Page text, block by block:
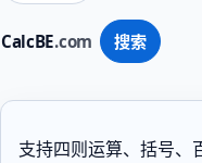
CalcBE.com 搜索
支持四则运算、括号、